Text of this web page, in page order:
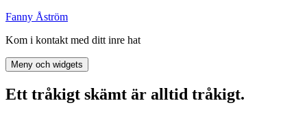
Hoppa
innehåll
Fanny Åström
Kom i kontakt med ditt inre hat
Meny och widgets
Ett tråkigt skämt är alltid tråkigt.